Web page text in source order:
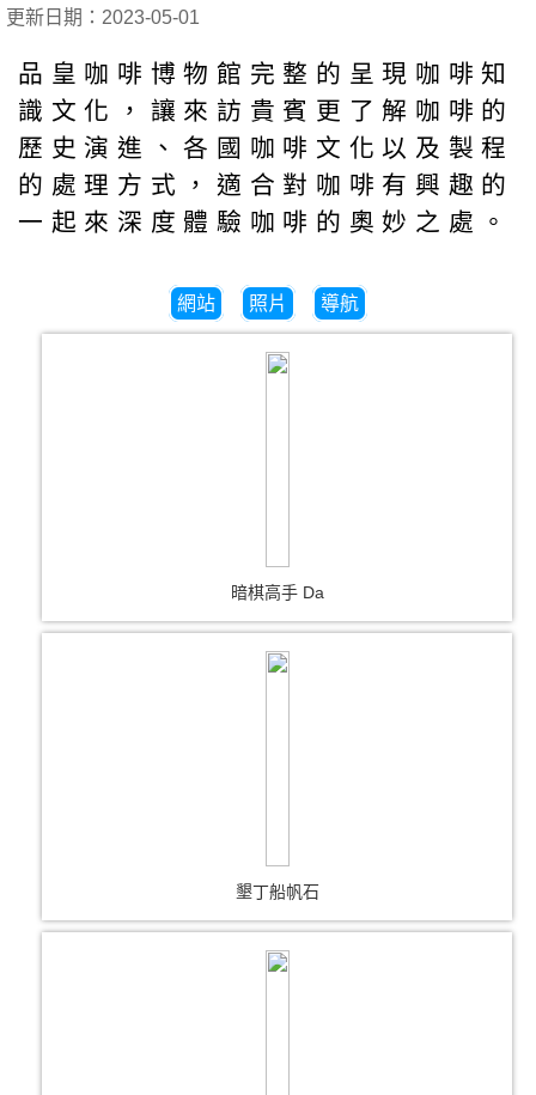
更新日期：2023-05-01
品皇咖啡博物館完整的呈現咖啡知
識文化，讓來訪貴賓更了解咖啡的
歷史演進、各國咖啡文化以及製程
的處理方式，適合對咖啡有興趣的
一起來深度體驗咖啡的奧妙之處。
網站 照片 導航
暗棋高手 Da
墾丁船帆石